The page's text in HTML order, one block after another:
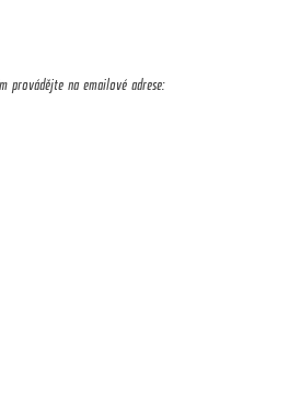
provádějte na emailové adrese: